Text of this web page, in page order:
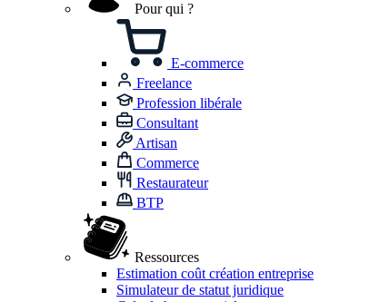
Pour qui ?
E-commerce
Freelance
Profession libérale
Consultant
Artisan
Commerce
Restaurateur
BTP
Ressources
Estimation coût création entreprise
Simulateur de statut juridique